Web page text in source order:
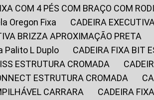
COM 4 PÉS COM BRAÇO COM
Oregon Fixa
CADEIRA
BRIZZA APROXIMAÇÃO PRETA
Palito L Duplo
CADEIRA FIXA BIT
ESTRUTURA CROMADA
ESTRUTURA CROMADA
CARRARA
CADEIRA